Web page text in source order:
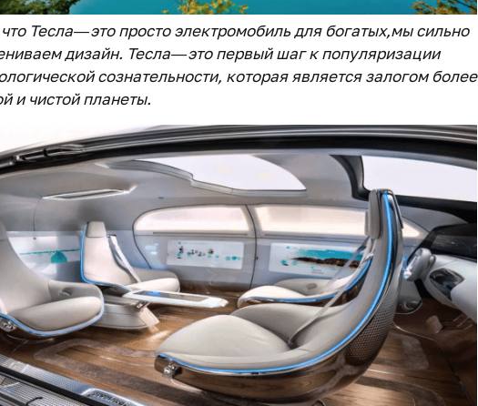
Тесла — это просто электромобиль для богатых,мы сильно
дизайн. Тесла — это первый шаг к популяризации
сознательности, которая является залогом более
и чистой планеты.